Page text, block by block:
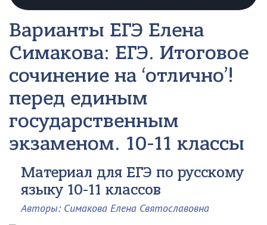
Варианты ЕГЭ Елена
Симакова: ЕГЭ. Итоговое
сочинение на ‘отлично’!
перед единым
государственным
экзаменом. 10-11 классы
Материал для ЕГЭ по русскому
языку 10-11 классов
Авторы: Симакова Елена Святославовна